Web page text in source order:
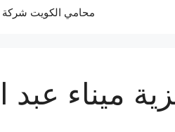
محامي الكويت شركة
ميناء عبد